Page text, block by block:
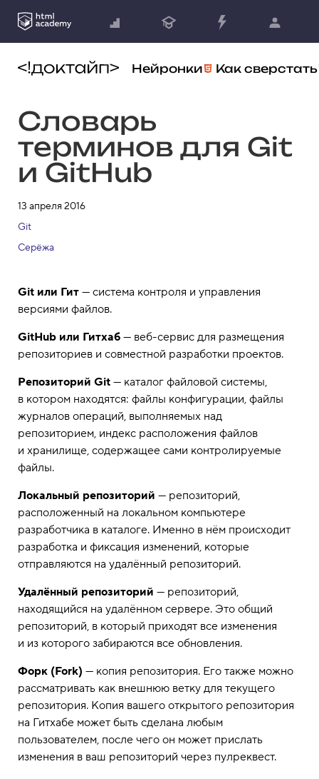
Нейронки Как сверстать
Словарь
терминов для Git
и GitHub
13 апреля 2016
Git
Серёжа
Git или Гит — система контроля и управления
версиями файлов.
GitHub или Гитхаб — веб-сервис для размещения
репозиториев и совместной разработки проектов.
Репозиторий Git — каталог файловой системы,
в котором находятся: файлы конфигурации, файлы
журналов операций, выполняемых над
репозиторием, индекс расположения файлов
и хранилище, содержащее сами контролируемые
файлы.
Локальный репозиторий — репозиторий,
расположенный на локальном компьютере
разработчика в каталоге. Именно в нём происходит
разработка и фиксация изменений, которые
отправляются на удалённый репозиторий.
Удалённый репозиторий — репозиторий,
находящийся на удалённом сервере. Это общий
репозиторий, в который приходят все изменения
и из которого забираются все обновления.
Форк (Fork) — копия репозитория. Его также можно
рассматривать как внешнюю ветку для текущего
репозитория. Копия вашего открытого репозитория
на Гитхабе может быть сделана любым
пользователем, после чего он может прислать
изменения в ваш репозиторий через пулреквест.